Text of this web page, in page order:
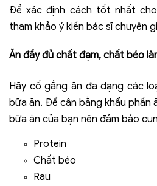
Để xác định cách tốt nhất
tham khảo ý kiến ​​bác sĩ chuyên
Ăn đầy đủ chất đạm, chất béo
Hãy cố gắng ăn đa dạng các
bữa ăn. Để cân bằng khẩu phần
bữa ăn của bạn nên đảm bảo
Protein
Chất béo
Rau